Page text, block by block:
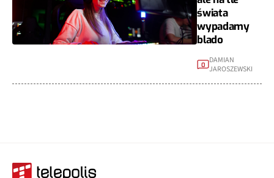
świata
wypadamy
blado
0
DAMIAN
JAROSZEWSKI